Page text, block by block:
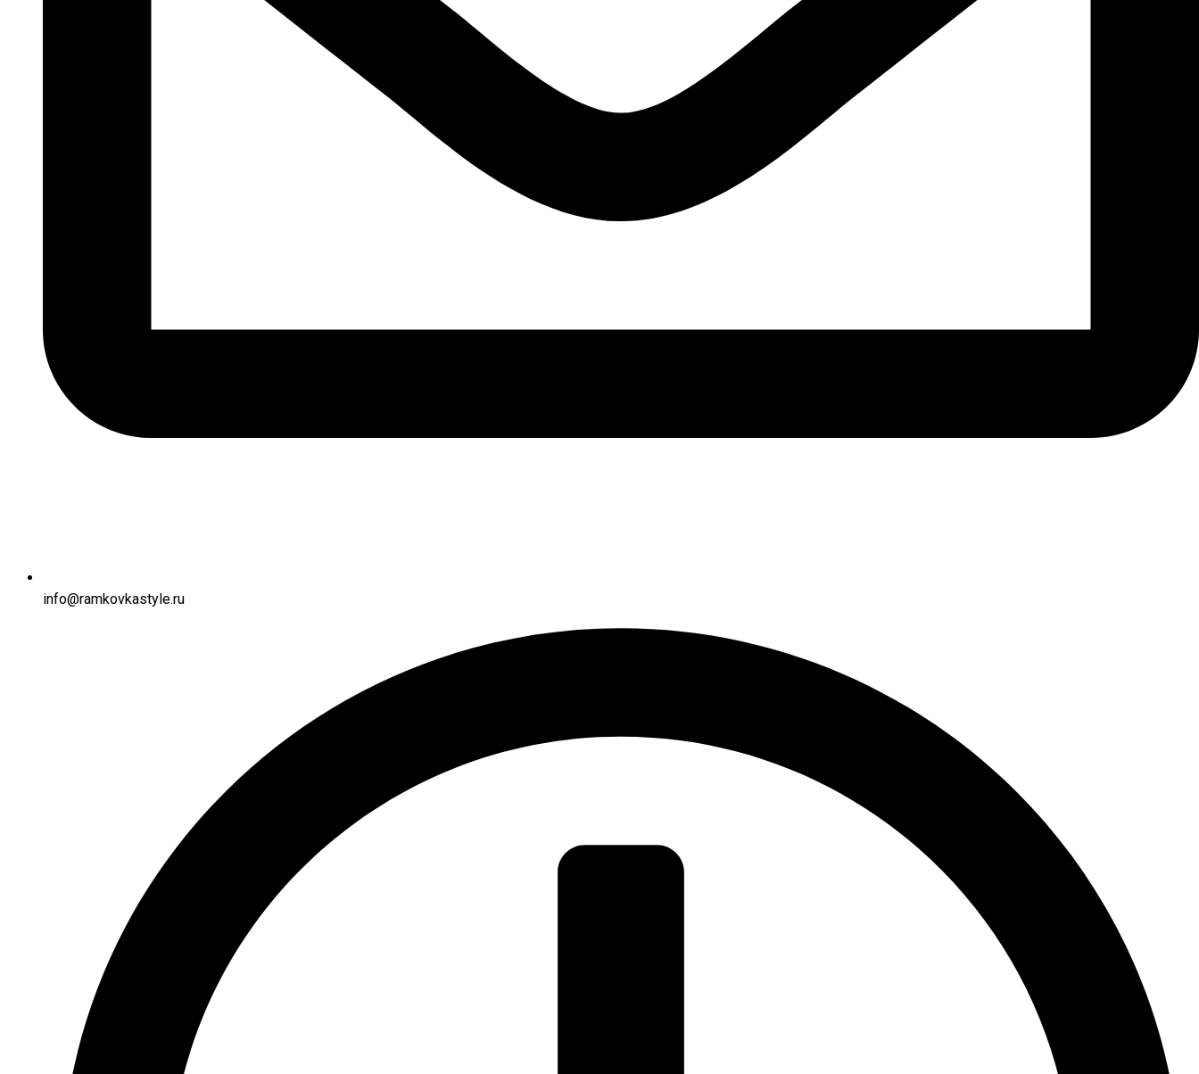
info@ramkovkastyle.ru